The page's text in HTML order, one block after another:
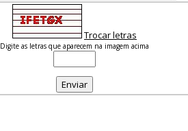
Trocar letras
Digite as letras que aparecem na imagem acima